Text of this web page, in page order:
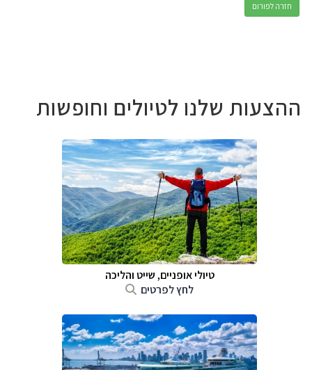
חזרה לפורום
ההצעות שלנו לטיולים וחופשות
טיולי אופניים, שייט והליכה
לחץ לפרטים